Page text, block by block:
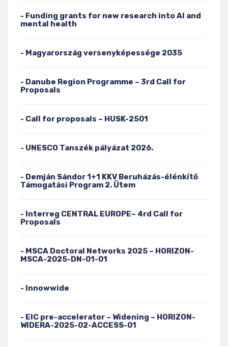
- Funding grants for new research into AI and
mental health
- Magyarország versenyképessége 2035
- Danube Region Programme – 3rd Call for
Proposals
- Call for proposals – HUSK-2501
- UNESCO Tanszék pályázat 2026.
- Demján Sándor 1+1 KKV Beruházás-élénkítő
Támogatási Program 2. Ütem
- Interreg CENTRAL EUROPE– 4rd Call for
Proposals
- MSCA Doctoral Networks 2025 – HORIZON-
MSCA-2025-DN-01-01
- Innowwide
- EIC pre-accelerator – Widening – HORIZON-
WIDERA-2025-02-ACCESS-01